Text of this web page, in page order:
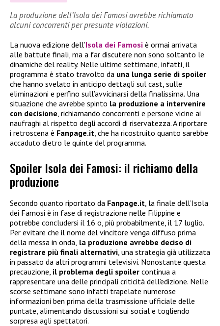
La produzione dell’Isola dei Famosi avrebbe richiamato
alcuni concorrenti per presunte violazioni.
La nuova edizione dell’Isola dei Famosi è ormai arrivata
alle battute finali, ma a far discutere non sono soltanto le
dinamiche del reality. Nelle ultime settimane, infatti, il
programma è stato travolto da una lunga serie di spoiler
che hanno svelato in anticipo dettagli sul cast, sulle
eliminazioni e perfino sull’avvicinarsi della finalissima. Una
situazione che avrebbe spinto la produzione a intervenire
con decisione, richiamando concorrenti e persone vicine ai
naufraghi al rispetto degli accordi di riservatezza. A riportare
i retroscena è Fanpage.it, che ha ricostruito quanto sarebbe
accaduto dietro le quinte del programma.
Spoiler Isola dei Famosi: il richiamo della
produzione
Secondo quanto riportato da Fanpage.it , la finale dell’Isola
dei Famosi è in fase di registrazione nelle Filippine e
potrebbe concludersi il 16 o, più probabilmente, il 17 luglio.
Per evitare che il nome del vincitore venga diffuso prima
della messa in onda, la produzione avrebbe deciso di
registrare più finali alternativi , una strategia già utilizzata
in passato da altri programmi televisivi. Nonostante questa
precauzione, il problema degli spoiler continua a
rappresentare una delle principali criticità dell’edizione. Nelle
scorse settimane sono infatti trapelate numerose
informazioni ben prima della trasmissione ufficiale delle
puntate, alimentando discussioni sui social e togliendo
sorpresa agli spettatori.